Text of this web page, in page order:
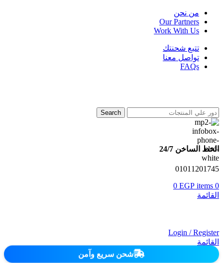
من نحن
Our Partners
Work With Us
تتبع شحنتك
تواصل معنا
FAQs
Search
الخط الساخن 24/7
01011201745
0
items
0 EGP
القائمة
Login / Register
القائمة
شحن سريع وآمن